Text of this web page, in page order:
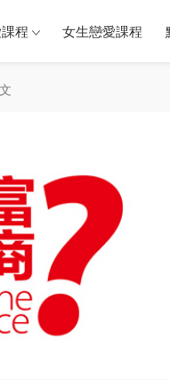
程 女生戀愛課程